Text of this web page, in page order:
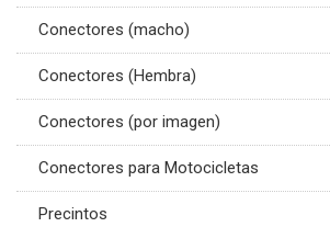
Conectores (macho)
Conectores (Hembra)
Conectores (por imagen)
Conectores para Motocicletas
Precintos